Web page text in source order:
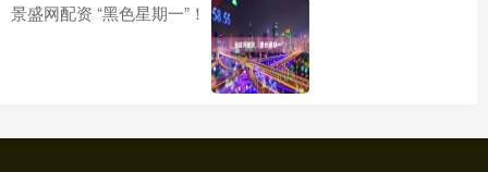
景盛网配资 “黑色星期一”！